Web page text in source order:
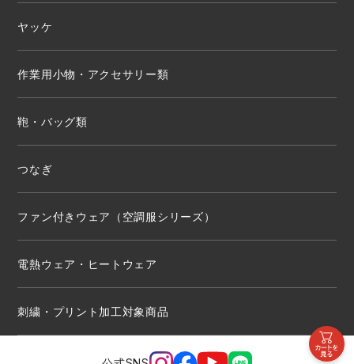
ヤッケ
作業用小物・アクセサリー類
鞄・バッグ類
つなぎ
ファン付きウェア（空調服シリーズ）
電熱ウェア・ヒートウェア
刺繍・プリント加工対象商品